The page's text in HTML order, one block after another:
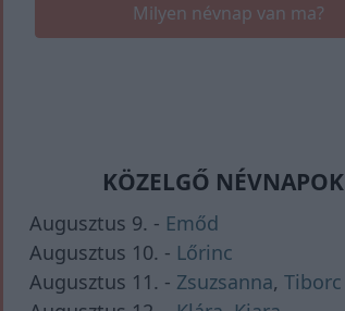
Milyen névnap van ma?
KÖZELGŐ NÉVNAPOK
Augusztus 9. - Emőd
Augusztus 10. - Lőrinc
Augusztus 11. - Zsuzsanna, Tiborc